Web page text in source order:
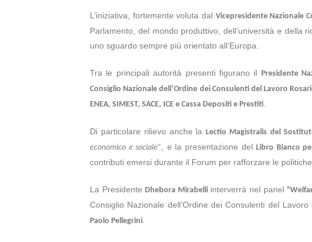
L’iniziativa, fortemente voluta dal Vicepresidente Nazionale
Parlamento, del mondo produttivo, dell’università e della
uno sguardo sempre più orientato all’Europa.
Tra le principali autorità presenti figurano il Presidente
Consiglio Nazionale dell’Ordine dei Consulenti del Lavoro
ENEA, SIMEST, SACE, ICE e Cassa Depositi e Prestiti
Di particolare rilievo anche laLectio Magistralis del
economico e sociale”
, e la presentazione delLibro Bianco
contributi emersi durante il Forum per rafforzare le
La PresidenteDhebora Mirabelliinterverrà nel panel
Consiglio Nazionale dell’Ordine dei Consulenti del Lavoro
Paolo Pellegrini